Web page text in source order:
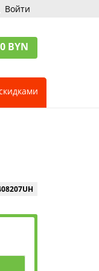
Войти
0 BYN